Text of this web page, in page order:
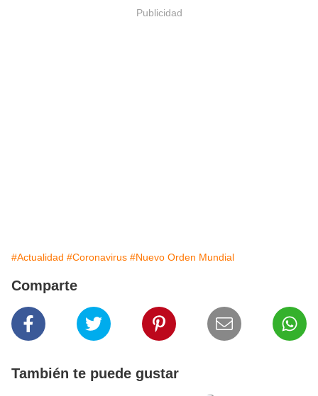
Publicidad
#Actualidad #Coronavirus #Nuevo Orden Mundial
Comparte
También te puede gustar